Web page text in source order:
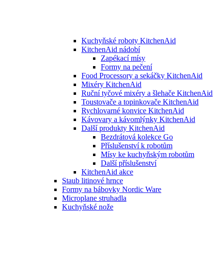
Kuchyňské roboty KitchenAid
KitchenAid nádobí
Zapékací mísy
Formy na pečení
Food Processory a sekáčky KitchenAid
Mixéry KitchenAid
Ruční tyčové mixéry a šlehače KitchenAid
Toustovače a topinkovače KitchenAid
Rychlovarné konvice KitchenAid
Kávovary a kávomlýnky KitchenAid
Další produkty KitchenAid
Bezdrátová kolekce Go
Příslušenství k robotům
Mísy ke kuchyňským robotům
Další příslušenství
KitchenAid akce
Staub litinové hrnce
Formy na bábovky Nordic Ware
Microplane struhadla
Kuchyňské nože